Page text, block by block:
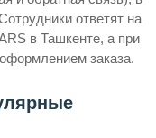
ответят на
в Ташкенте, а при
заказа.